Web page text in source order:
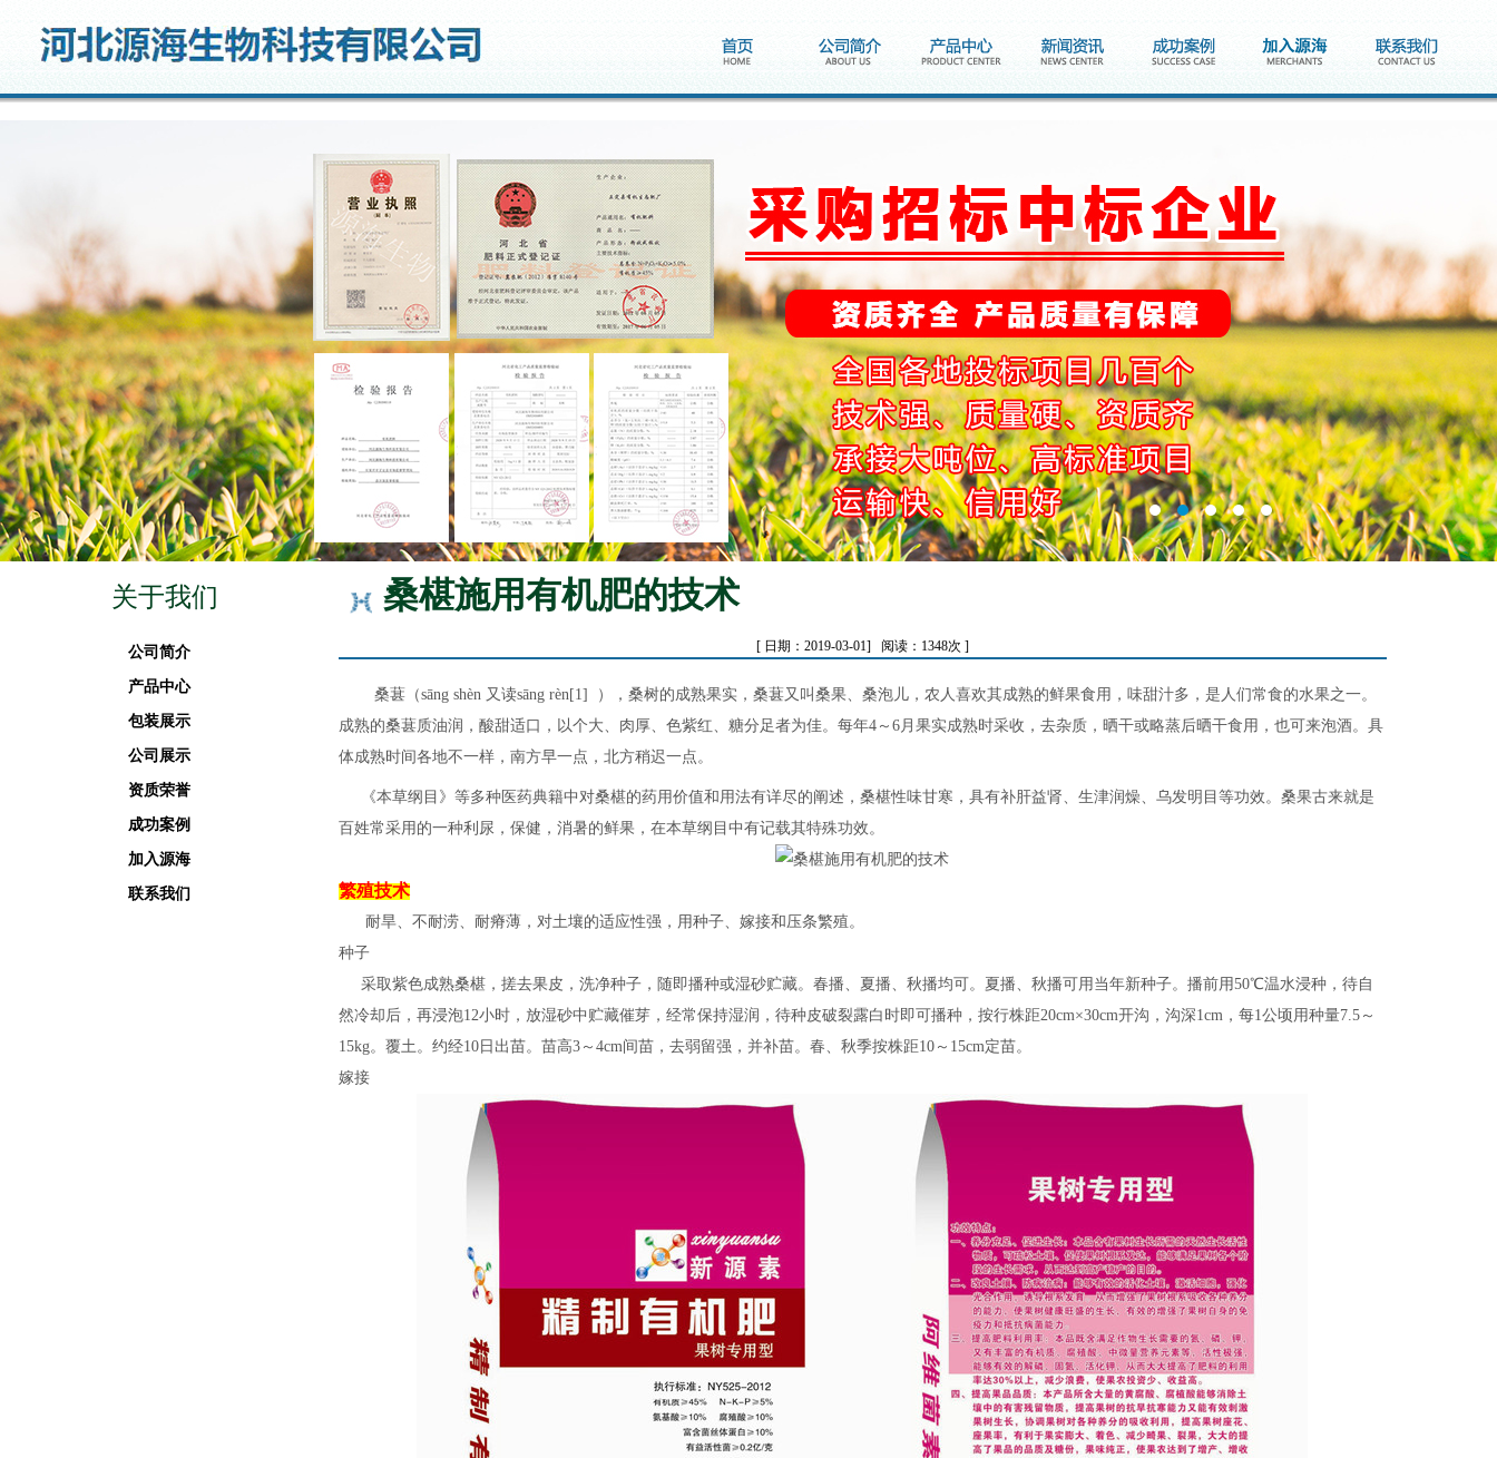
关于我们
公司简介
产品中心
包装展示
公司展示
资质荣誉
成功案例
加入源海
联系我们
桑椹施用有机肥的技术
[ 日期：2019-03-01] 阅读：1348次 ]
桑葚（sāng shèn 又读sāng rèn[1] ），桑树的成熟果实，桑葚又叫桑果、桑泡儿，农人喜欢其成熟的鲜果食用，味甜汁多，是人们常食的水果之一。
成熟的桑葚质油润，酸甜适口，以个大、肉厚、色紫红、糖分足者为佳。每年4～6月果实成熟时采收，去杂质，晒干或略蒸后晒干食用，也可来泡酒。具
体成熟时间各地不一样，南方早一点，北方稍迟一点。
《本草纲目》等多种医药典籍中对桑椹的药用价值和用法有详尽的阐述，桑椹性味甘寒，具有补肝益肾、生津润燥、乌发明目等功效。桑果古来就是
百姓常采用的一种利尿，保健，消暑的鲜果，在本草纲目中有记载其特殊功效。
繁殖技术
耐旱、不耐涝、耐瘠薄，对土壤的适应性强，用种子、嫁接和压条繁殖。
种子
采取紫色成熟桑椹，搓去果皮，洗净种子，随即播种或湿砂贮藏。春播、夏播、秋播均可。夏播、秋播可用当年新种子。播前用50℃温水浸种，待自
然冷却后，再浸泡12小时，放湿砂中贮藏催芽，经常保持湿润，待种皮破裂露白时即可播种，按行株距20cm×30cm开沟，沟深1cm，每1公顷用种量7.5～
15kg。覆土。约经10日出苗。苗高3～4cm间苗，去弱留强，并补苗。春、秋季按株距10～15cm定苗。
嫁接